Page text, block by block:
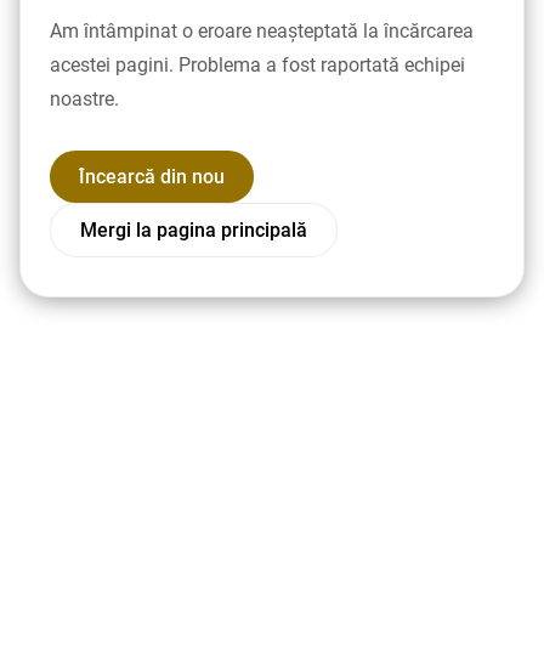
Am întâmpinat o eroare neașteptată la încărcarea
acestei pagini. Problema a fost raportată echipei
noastre.
Încearcă din nou
Mergi la pagina principală